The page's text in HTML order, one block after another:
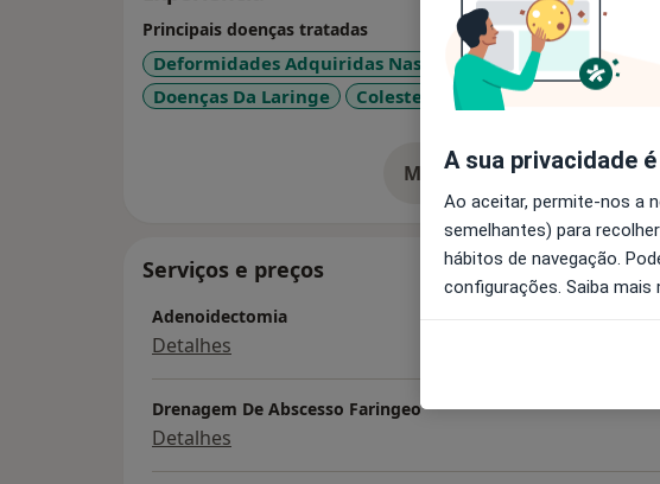
Principais doenças tratadas
Deformidades Adquiridas Nasais
Otite Média Com
Doenças Da Laringe
Colesteatoma Da Orelha Média
Mostrar mais detalhes
Serviços e preços
Adenoidectomia
Detalhes
Drenagem De Abscesso Faringeo
Detalhes
A sua privacidade
Ao aceitar, permite-nos a
semelhantes) para
hábitos de navegação.
configurações. Saiba mais